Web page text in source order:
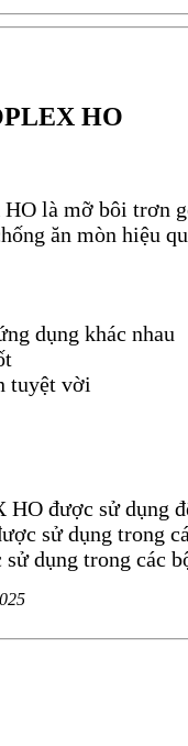
HO
là mỡ bôi trơn
ăn mòn hiệu
dụng khác nhau
tuyệt vời
được sử dụng
sử dụng trong
dụng trong các